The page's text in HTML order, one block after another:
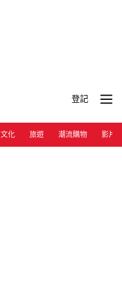
登記
文化 旅遊 潮流購物 影片